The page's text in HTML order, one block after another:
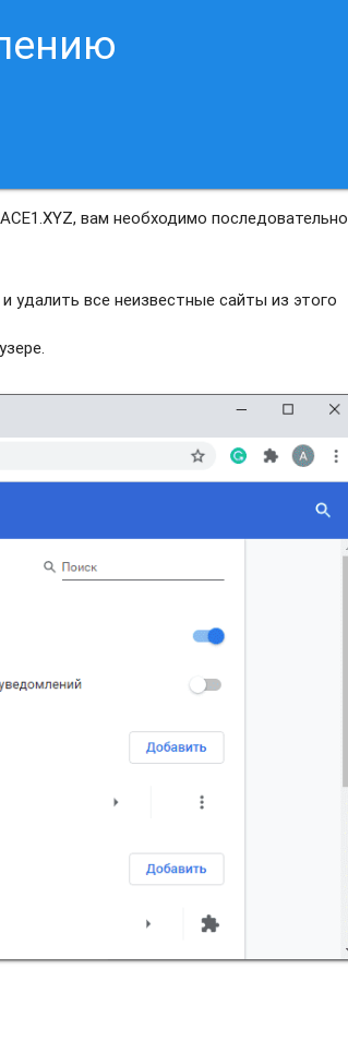
вам необходимо последовательно
удалить все неизвестные сайты из этого